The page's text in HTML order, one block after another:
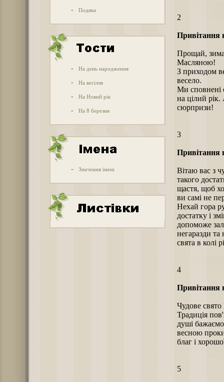
- Подяка
- На день народження
- На весілля
- На Новий рік
- На 8 березня
- Значення імені
2
Привітання
Прощай,
Масляною!
З приходом
весело.
Ми сповнені
на цілий
сюрпризи!
3
Привітання
Вітаю вас з
такого
щастя, щоб
ви самі не
Нехай гора
достатку і
допоможе
негаразди та
свята в колі
4
Привітання
Чудове
Традиція
душі
весною
благ і
5